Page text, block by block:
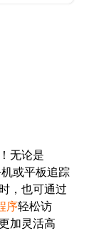
无论是
或平板追踪
，也可通过
序轻松访
加灵活高